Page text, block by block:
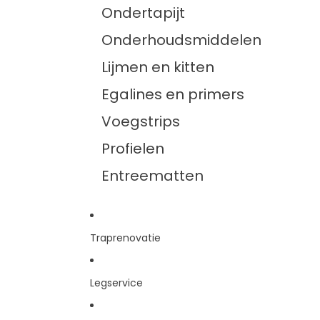
Ondertapijt
Onderhoudsmiddelen
Lijmen en kitten
Egalines en primers
Voegstrips
Profielen
Entreematten
Traprenovatie
Legservice